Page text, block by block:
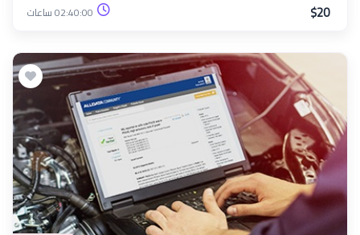
$20 02:40:00 ساعات